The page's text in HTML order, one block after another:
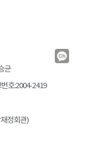
균
호:2004-2419
정회관)